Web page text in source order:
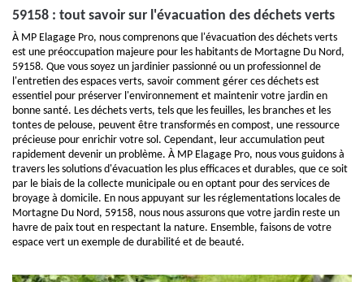
59158 : tout savoir sur l'évacuation des déchets verts
À MP Elagage Pro, nous comprenons que l'évacuation des déchets verts
est une préoccupation majeure pour les habitants de Mortagne Du Nord,
59158. Que vous soyez un jardinier passionné ou un professionnel de
l'entretien des espaces verts, savoir comment gérer ces déchets est
essentiel pour préserver l'environnement et maintenir votre jardin en
bonne santé. Les déchets verts, tels que les feuilles, les branches et les
tontes de pelouse, peuvent être transformés en compost, une ressource
précieuse pour enrichir votre sol. Cependant, leur accumulation peut
rapidement devenir un problème. À MP Elagage Pro, nous vous guidons à
travers les solutions d'évacuation les plus efficaces et durables, que ce soit
par le biais de la collecte municipale ou en optant pour des services de
broyage à domicile. En nous appuyant sur les réglementations locales de
Mortagne Du Nord, 59158, nous nous assurons que votre jardin reste un
havre de paix tout en respectant la nature. Ensemble, faisons de votre
espace vert un exemple de durabilité et de beauté.